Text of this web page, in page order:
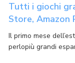
Tutti i giochi
Store, Amazon
Il primo mese
perlopiù grandi